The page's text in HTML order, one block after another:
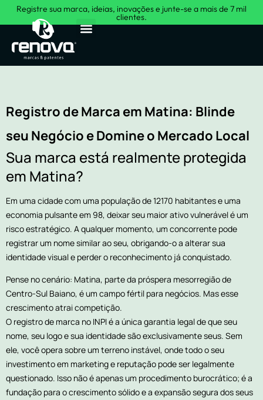
Registre sua marca, ideias, inovações e junte-se a mais de 7 mil
clientes.
Registro de Marca em Matina: Blinde
seu Negócio e Domine o Mercado Local
Sua marca está realmente protegida
em Matina?
Em uma cidade com uma população de 12170 habitantes e uma
economia pulsante em 98, deixar seu maior ativo vulnerável é um
risco estratégico. A qualquer momento, um concorrente pode
registrar um nome similar ao seu, obrigando-o a alterar sua
identidade visual e perder o reconhecimento já conquistado.
Pense no cenário: Matina, parte da próspera mesorregião de
Centro-Sul Baiano, é um campo fértil para negócios. Mas esse
crescimento atrai competição.
O registro de marca no INPI é a única garantia legal de que seu
nome, seu logo e sua identidade são exclusivamente seus. Sem
ele, você opera sobre um terreno instável, onde todo o seu
investimento em marketing e reputação pode ser legalmente
questionado. Isso não é apenas um procedimento burocrático; é a
fundação para o crescimento sólido e a expansão segura dos seus